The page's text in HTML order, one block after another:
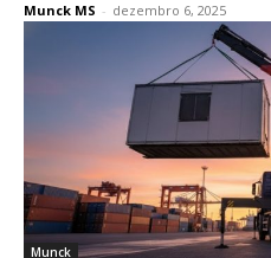
Munck MS - dezembro 6, 2025
Munck